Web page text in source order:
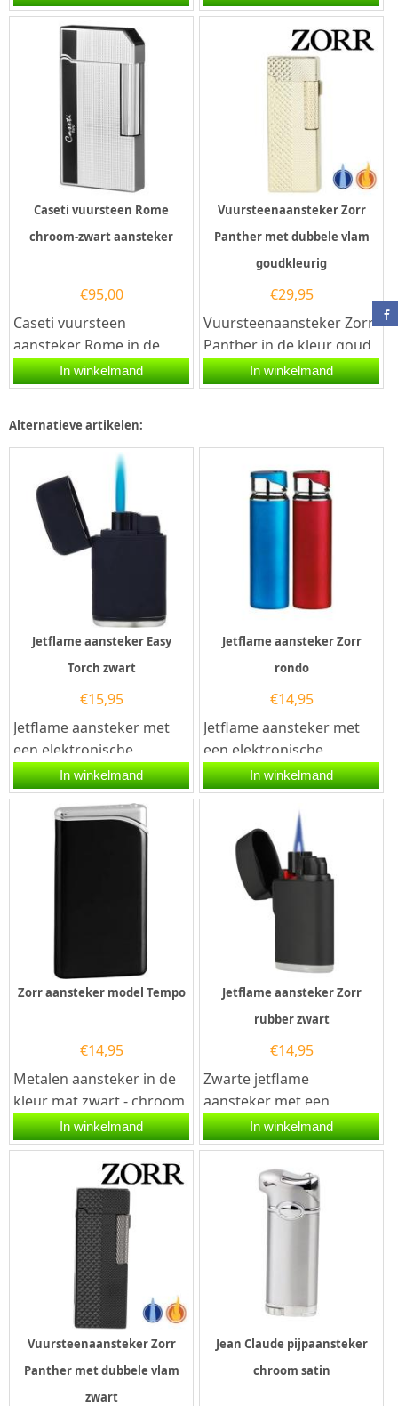
voorkant en... Faro en werkt op...
Caseti vuursteen Rome
chroom-zwart aansteker
€95,00
Caseti vuursteen
aansteker Rome in de
kleur chroom-zwart. Deze
aansteker heeft een...
In winkelmand
Vuursteenaansteker Zorr
Panther met dubbele vlam
goudkleurig
€29,95
Vuursteenaansteker Zorr
Panther in de kleur goud
en met een grip design
aan de voorkant en...
In winkelmand
Alternatieve artikelen:
Jetflame aansteker Easy
Torch zwart
€15,95
Jetflame aansteker met
een elektronische
ontsteking en een zwarte
rubberen afwerking. De
aansteker...
In winkelmand
Jetflame aansteker Zorr
rondo
€14,95
Jetflame aansteker met
een elektronische
ontsteking. De aansteker
van het merk Zorr geeft
In winkelmand
Zorr aansteker model Tempo
€14,95
Metalen aansteker in de
kleur mat zwart - chroom
met een slank design. De
gasaansteker is
In winkelmand
Jetflame aansteker Zorr
rubber zwart
€14,95
Zwarte jetflame
aansteker met een
elektronische ontsteking
en een rubberen
afwerking. De aansteker...
In winkelmand
Vuursteenaansteker Zorr
Panther met dubbele vlam
zwart
Jean Claude pijpaansteker
chroom satin